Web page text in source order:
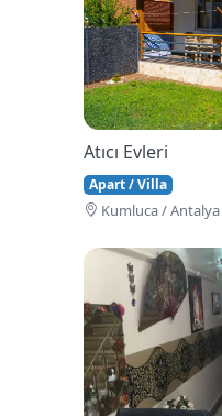
Atıcı Evleri
Apart / Villa
Kumluca / Antalya